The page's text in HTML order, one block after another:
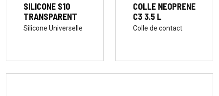
SILICONE S10
TRANSPARENT
Silicone Universelle
COLLE NEOPRENE
C3 3.5 L
Colle de contact